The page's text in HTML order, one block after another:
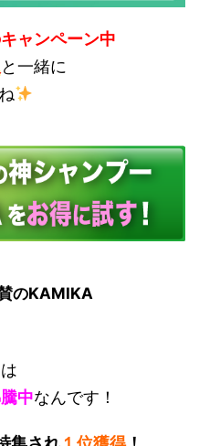
ャンペーン中
と一緒に
のKAMIKA
中なんです！